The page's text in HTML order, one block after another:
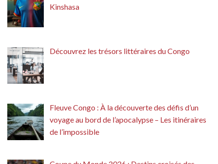
Kinshasa
Découvrez les trésors littéraires du Congo
Fleuve Congo : À la découverte des défis d’un
voyage au bord de l’apocalypse – Les itinéraires
de l’impossible